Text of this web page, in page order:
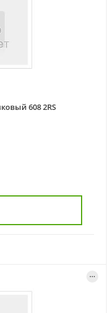
608 2RS